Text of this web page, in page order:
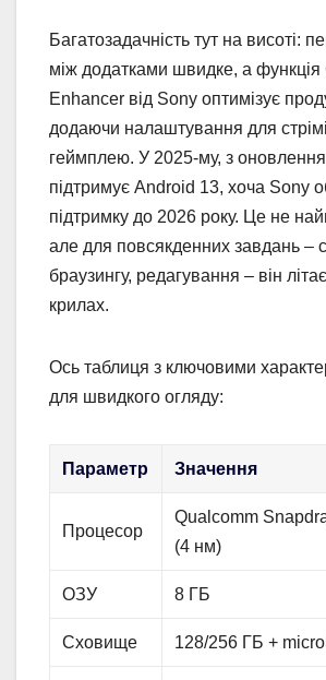
Багатозадачність тут на висоті:
між додатками швидке, а функція
Enhancer від Sony оптимізує
додаючи налаштування для
геймплею. У 2025-му, з
підтримує Android 13, хоча Sony
підтримку до 2026 року. Це не
але для повсякденних завдань –
браузингу, редагування – він
крилах.
Ось таблиця з ключовими
для швидкого огляду:
Параметр Значення
Процесор
Qualcomm
(4 нм)
ОЗУ 8 ГБ
Сховище 128/256 ГБ +